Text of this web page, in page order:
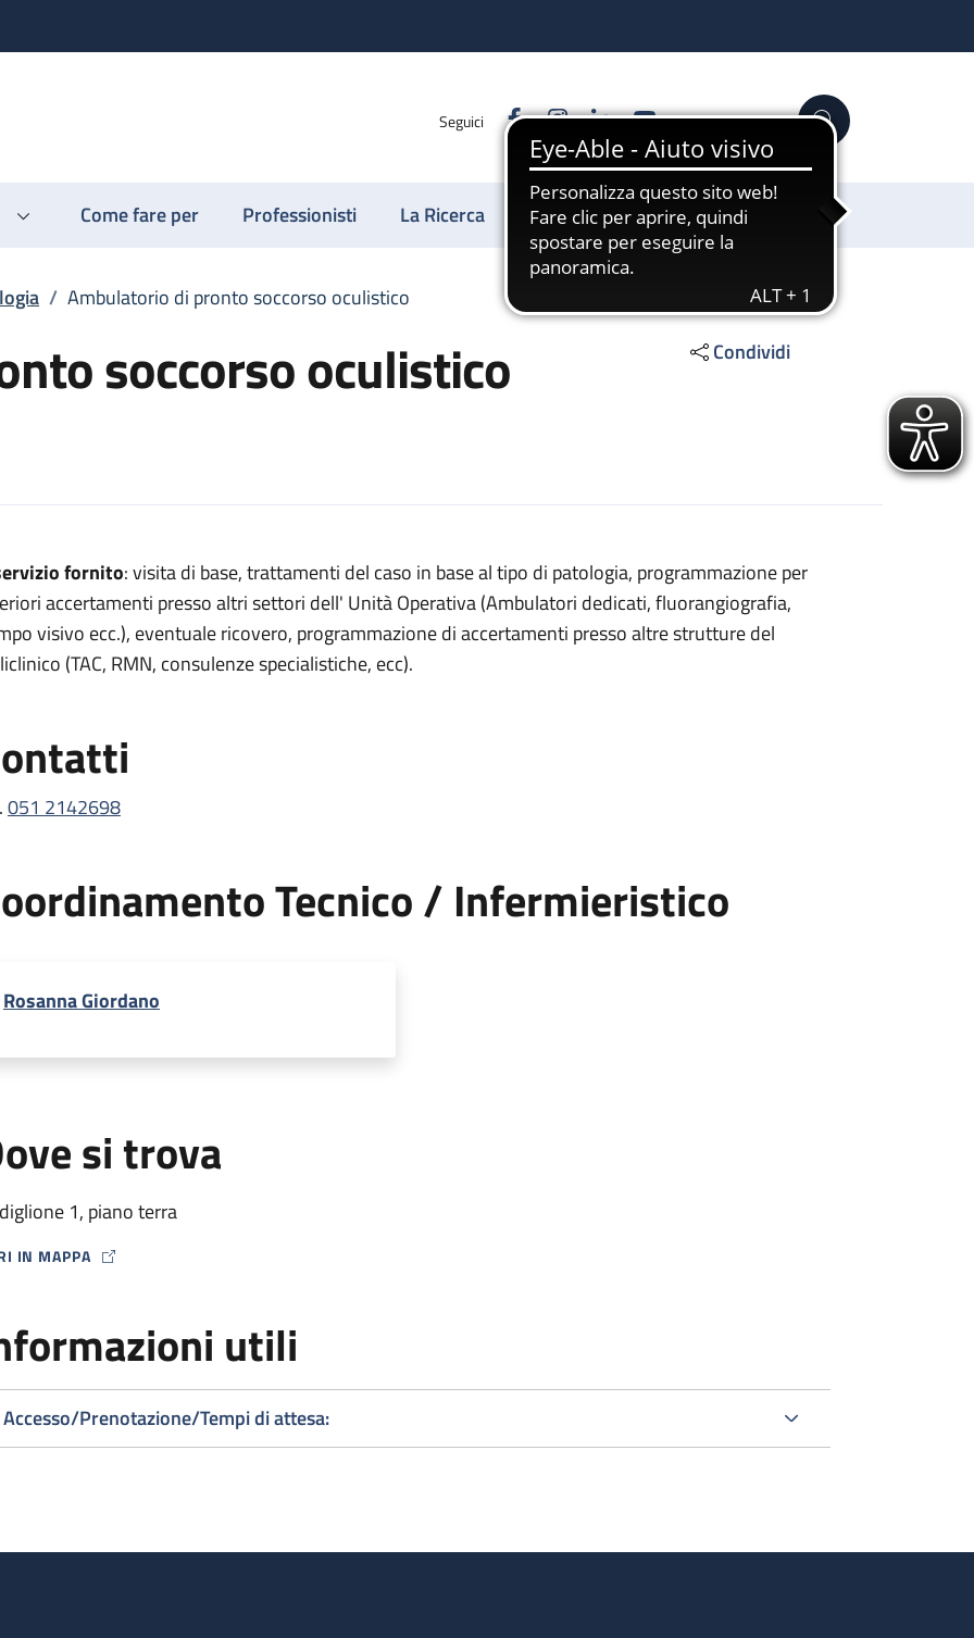
Seguici FacebookInstagram
LinkedinYouTube Cerca
Come fare per Professionisti La Ricerca Sostienici
/ Ambulatorio di pronto soccorso oculistico
soccorso oculistico Condividi
oculistico
oculistico
pronto soccorso oculistico
oculistico
soccorso oculistico
fornito: visita di base, trattamenti del caso in base al tipo di patologia, programmazione per
accertamenti presso altri settori dell' Unità Operativa (Ambulatori dedicati, fluorangiografia,
visivo ecc.), eventuale ricovero, programmazione di accertamenti presso altre strutture del
(TAC, RMN, consulenze specialistiche, ecc).
051 2142698
Tecnico / Infermieristico
Rosanna Giordano
si trova
1, piano terra
IN MAPPA
ICON
utili
Accesso/Prenotazione/Tempi di attesa: